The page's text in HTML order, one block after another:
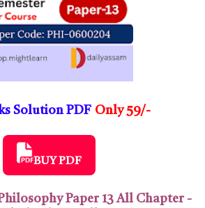
Solution PDF Only 59/-
BUY PDF
Paper 13 All Chapter -